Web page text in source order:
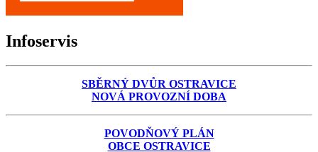
Infoservis
SBĚRNÝ DVŮR OSTRAVICE
NOVÁ PROVOZNÍ DOBA
POVODŇOVÝ PLÁN
OBCE OSTRAVICE